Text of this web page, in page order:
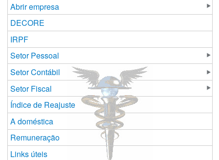
Abrir empresa
DECORE
IRPF
Setor Pessoal
Setor Contábil
Setor Fiscal
Índice de Reajuste
A doméstica
Remuneração
Links úteis